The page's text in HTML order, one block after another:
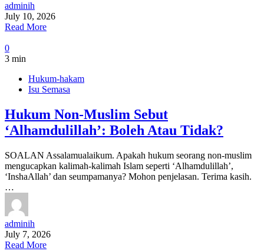
adminih
July 10, 2026
Read More
0
3 min
Hukum-hakam
Isu Semasa
Hukum Non-Muslim Sebut
‘Alhamdulillah’: Boleh Atau Tidak?
SOALAN Assalamualaikum. Apakah hukum seorang non-muslim
mengucapkan kalimah-kalimah Islam seperti ‘Alhamdulillah’,
‘InshaAllah’ dan seumpamanya? Mohon penjelasan. Terima kasih.
…
adminih
July 7, 2026
Read More